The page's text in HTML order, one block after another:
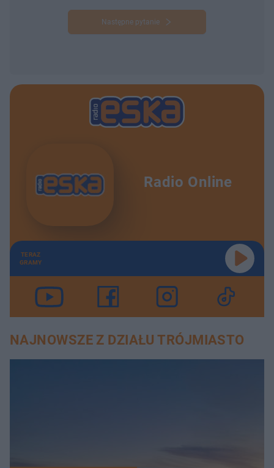
Następne pytanie
Radio Online
TERAZ
GRAMY
NAJNOWSZE Z DZIAŁU TRÓJMIASTO